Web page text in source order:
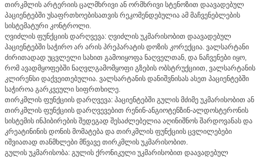
თირკმლის არტერიის ცალმხრივი ან ორმხრივი სტენოზით დაავადებულ
პაციენტებში უსაფრთხოებისათვის რეკომენდებულია ამ მაჩვენებლების
სისტემატური კონტროლი.
ღვიძლის ფუნქციის დარღვევა: ღვიძლის უკმარისობით დაავადებულ
პაციენტებში საჭირო არ არის პრეპარატის დოზის კორექცია. ვალსარტანი
ძირითადად უცვლელი სახით გამოიყოფა ნაღველთან, და ნაჩვენები იყო,
რომ ავადმყოფებში ნაღვლგამომყოფი გზების ობსტრუქციით, ვალსარტანის
კლირენსი დაქვეითებულია. ვალსარტანის დანიშვნისას ასეთ პაციენტებში
საჭიროა გარკვეული სიფრთხილე.
თირკმლის ფუნქციის დარღვევა: პაციენტებში გულის მძიმე უკმარისობით ან
თირკმლის ფუნქციის დარღვევებით რენინ-ანგიოტენზინ-ალდოსტერონის
სისტემის ინჰიბირების შედეგად შესაძლებელია აღინიშნოს შარდოვანას და
კრეატინინის დონის მომატება და თირკმლის ფუნქციის ცვლილებები
იშვიათად თანმხლები მწვავე თირკმლის უკმარისობით.
გულის უკმარისობა: გულის ქრონიკული უკმარისობით დაავადებულ